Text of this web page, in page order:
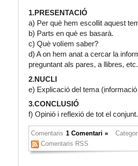
1.PRESENTACIÓ
a) Per què hem escollit aquest
b) Parts en què es basarà.
c) Què volíem saber?
d) A on hem anat a cercar la
preguntant als pares, a llibres,
2.NUCLI
e) Explicació del tema
3.CONCLUSIÓ
f) Opinió i reflexió de tot el conjunt.
Comentaris 1 Comentari »
Comentaris RSS